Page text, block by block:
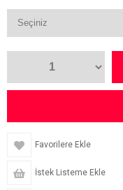
Favorilere Ekle
İstek Listeme Ekle